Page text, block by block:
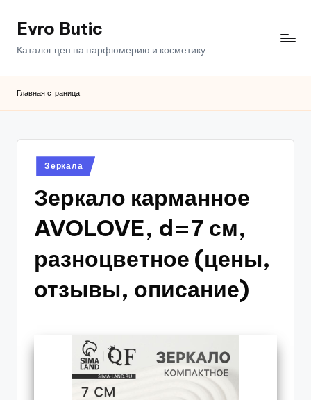
ПерейтиEvro Butic
Каталог цен на парфюмерию и косметику.
Главная страница
Опубликовано
в
Зеркала
Зеркало карманное
AVOLOVE, d=7 см,
разноцветное (цены,
отзывы, описание)